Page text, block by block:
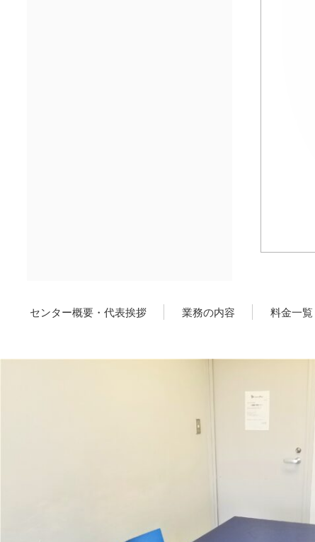
センター概要・代表挨拶 業務の内容 料金一覧